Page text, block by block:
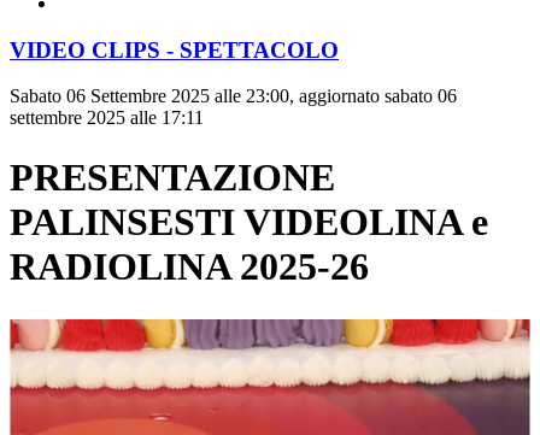
VIDEO CLIPS - SPETTACOLO
Sabato 06 Settembre 2025 alle 23:00, aggiornato sabato 06
settembre 2025 alle 17:11
PRESENTAZIONE
PALINSESTI VIDEOLINA e
RADIOLINA 2025-26